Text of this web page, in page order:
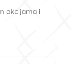
akcijama i